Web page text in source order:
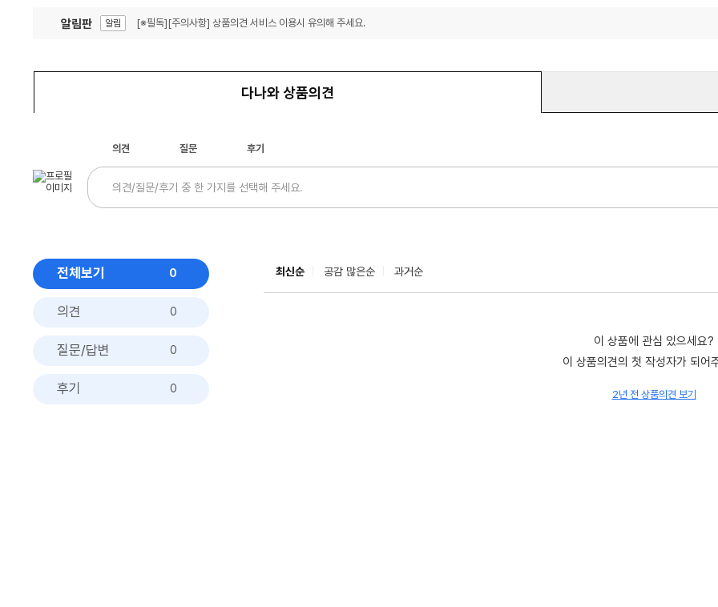
알림판 알림 [※필독][주의사항] 상품의견 서비스 이용시 유의해 주세요.
다나와 상품의견
의견 질문 후기
전체보기 0
의견 0
질문/답변 0
후기 0
최신순 공감 많은순 과거순
이 상품에 관심 있으세요?
이 상품의견의 첫 작성자가 되어
2년 전 상품의견 보기